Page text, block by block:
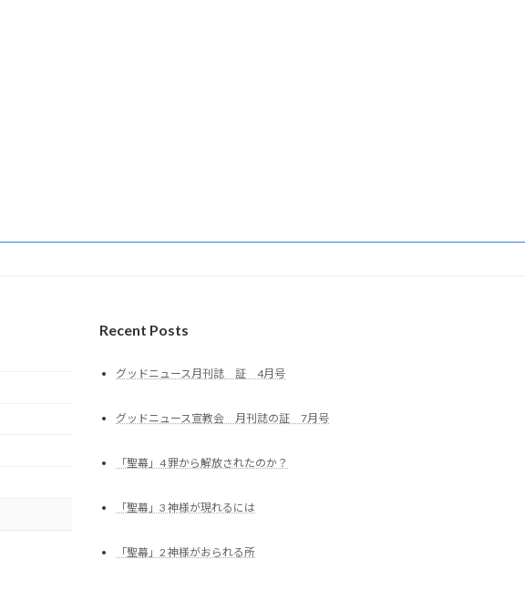
Recent Posts
グッドニュース月刊誌 証 4月号
グッドニュース宣教会 月刊誌の証 7月号
「聖幕」4 罪から解放されたのか？
「聖幕」3 神様が現れるには
「聖幕」2 神様がおられる所